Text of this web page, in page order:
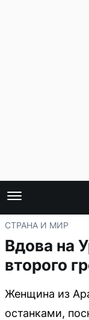
СТРАНА И МИР
Вдова на
второго
Женщина из
останками,